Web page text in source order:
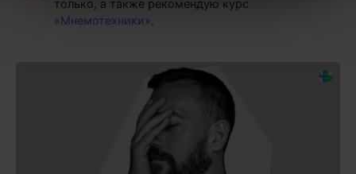
только, а также рекомендую курс
«Мнемотехники»